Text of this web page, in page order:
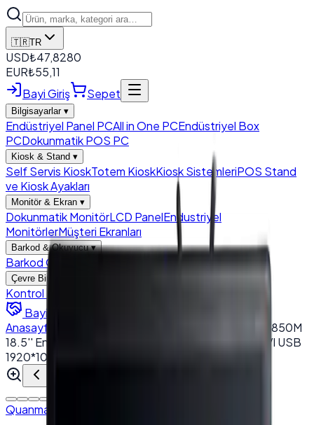
🇹🇷TR
USD₺47,8280
EUR₺55,11
Bayi Giriş
Sepet
Bilgisayarlar ▾
Endüstriyel Panel PCAll in One PCEndüstriyel Box
PCDokunmatik POS PC
Kiosk & Stand ▾
Self Servis KioskTotem KioskKiosk SistemleriPOS Stand
ve Kiosk Ayakları
Monitör & Ekran ▾
Dokunmatik MonitörLCD PanelEndustriyel
MonitörlerMüşteri Ekranları
Barkod & Okuyucu ▾
Barkod Okuyucu
Çevre Birimleri
Kontrol Kartları
Bayilik Başvurusu
Anasayfa
Quanmax TCH-1850M
18.5'' Endüstriyel Dokunmatik Monitör VGA HDMI DVI USB
1920*1080 FHD
Quanmax